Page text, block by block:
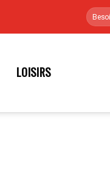
LOISIRS